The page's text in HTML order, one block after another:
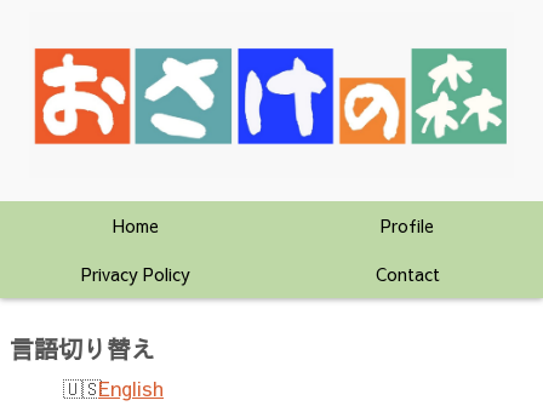
Home
Profile
Privacy Policy
Contact
言語切り替え
English